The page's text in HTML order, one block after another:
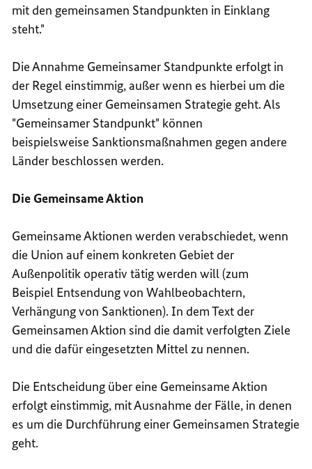
mit den gemeinsamen Standpunkten in Einklang
steht."
Die Annahme Gemeinsamer Standpunkte erfolgt in
der Regel einstimmig, außer wenn es hierbei um die
Umsetzung einer Gemeinsamen Strategie geht. Als
"Gemeinsamer Standpunkt" können
beispielsweise Sanktionsmaßnahmen gegen andere
Länder beschlossen werden.
Die Gemeinsame Aktion
Gemeinsame Aktionen werden verabschiedet, wenn
die Union auf einem konkreten Gebiet der
Außenpolitik operativ tätig werden will (zum
Beispiel Entsendung von Wahlbeobachtern,
Verhängung von Sanktionen). In dem Text der
Gemeinsamen Aktion sind die damit verfolgten Ziele
und die dafür eingesetzten Mittel zu nennen.
Die Entscheidung über eine Gemeinsame Aktion
erfolgt einstimmig, mit Ausnahme der Fälle, in denen
es um die Durchführung einer Gemeinsamen Strategie
geht.